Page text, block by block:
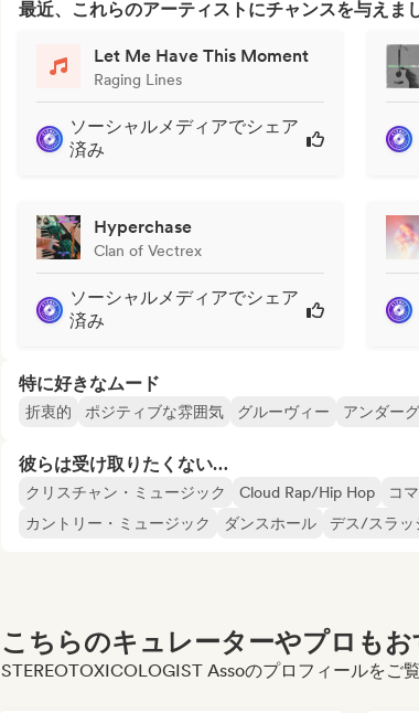
最近、これらのアーティストにチャンスを与えま
Let Me Have This Moment
Raging Lines
ソーシャルメディアでシェア
済み
Hyperchase
Clan of Vectrex
ソーシャルメディアでシェア
済み
特に好きなムード
折衷的 ポジティブな雰囲気 グルーヴィー アンダー
彼らは受け取りたくない…
クリスチャン・ミュージック Cloud Rap/Hip Hop
コ
カントリー・ミュージック
ダンスホール デス/スラッ
こちらのキュレーターやプロもお
STEREOTOXICOLOGIST Assoのプロフィールをご